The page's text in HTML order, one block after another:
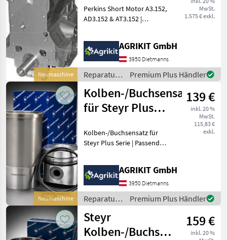
Neumaschine
& AT3.152
MwSt.
1.575 € exkl.
Perkins Short Motor A3.152,
AD3.152 & AT3.152 |
Landini sowie weitere
Modelle. Hochwertiger
Perkins Short Motor –
Fachgerecht
AGRIKIT GmbH
3950 Dietmanns
Reparatur
und
Ersatzteile
/ Lindner
Premium Plus Händler
Neumaschine
Kolben-/Buchsensatz
für Steyr Plus
139 €
inkl. 20 %
MwSt.
115,83 €
exkl.
Kolben-/Buchsensatz für
Steyr Plus Serie | Passend
& 768 Hochwertiger
Kolben-/Buchsensatz für
Steyr Plus Tra
AGRIKIT GmbH
3950 Dietmanns
Reparatur
und
Ersatzteile
/ Steyr
Premium Plus Händler
Steyr
Kolben-/Buchsensatz
159 €
inkl. 20 %